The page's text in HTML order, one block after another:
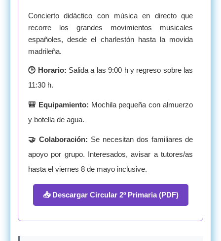
Concierto didáctico con música en directo que
recorre los grandes movimientos musicales
españoles, desde el charlestón hasta la movida
madrileña.
🕒 Horario: Salida a las 9:00 h y regreso sobre las
11:30 h.
🎒 Equipamiento: Mochila pequeña con almuerzo
y botella de agua.
🤝 Colaboración: Se necesitan dos familiares de
apoyo por grupo. Interesados, avisar a tutores/as
hasta el viernes 8 de mayo inclusive.
📥 Descargar Circular 2º Primaria (PDF)